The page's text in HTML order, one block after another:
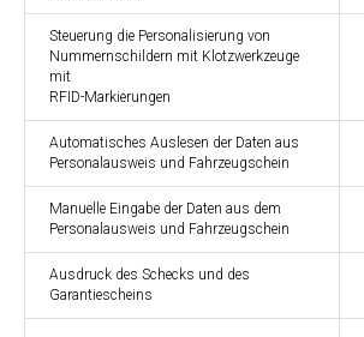
Steuerung die Personalisierung von
Nummernschildern mit Klotzwerkzeuge
mit
RFID-Markierungen
Automatisches Auslesen der Daten aus
Personalausweis und Fahrzeugschein
Manuelle Eingabe der Daten aus dem
Personalausweis und Fahrzeugschein
Ausdruck des Schecks und des
Garantiescheins